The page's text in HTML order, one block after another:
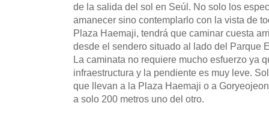
de la salida del sol en Seúl. No solo los
amanecer sino contemplarlo con la vista de
Plaza Haemaji, tendrá que caminar cuesta
desde el sendero situado al lado del Parque
La caminata no requiere mucho esfuerzo ya
infraestructura y la pendiente es muy leve.
que llevan a la Plaza Haemaji o a
a solo 200 metros uno del otro.